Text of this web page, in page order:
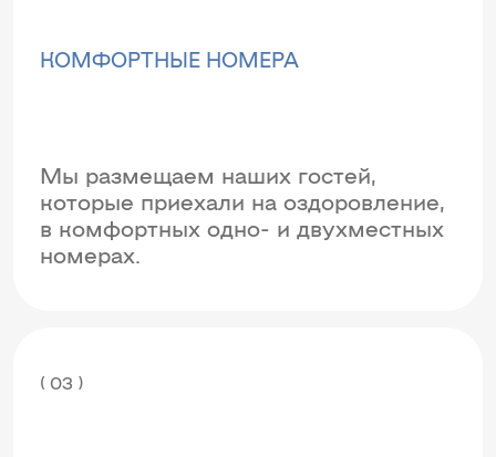
КОМФОРТНЫЕ НОМЕРА
Мы размещаем наших гостей,
которые приехали на оздоровление,
в комфортных одно- и двухместных
номерах.
( 03 )